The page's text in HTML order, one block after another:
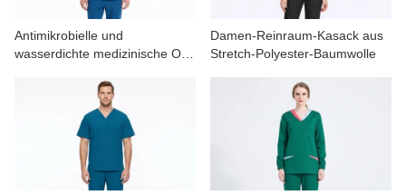
NACHRICHTEN
KONTAKTIERE UNS
Antimikrobielle und
wasserdichte medizinische OP-
Damen-Reinraum-Kasack aus
Stretch-Polyester-Baumwolle